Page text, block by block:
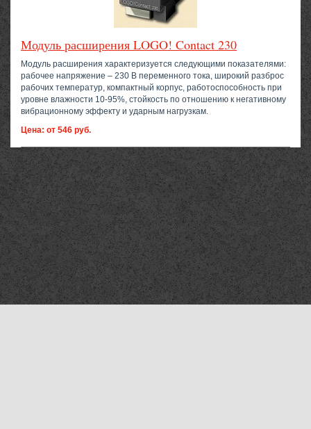
Модуль расширения LOGO! Contact 230
Модуль расширения характеризуется следующими показателями:
рабочее напряжение – 230 В переменного тока, широкий разброс
рабочих температур, компактный корпус, работоспособность при
уровне влажности 10-95%, стойкость по отношению к негативному
вибрационному эффекту и ударным нагрузкам.
Цена: от 546 руб.